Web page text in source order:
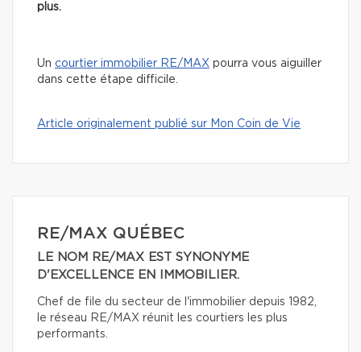
plus.
Un courtier immobilier RE/MAX pourra vous aiguiller
dans cette étape difficile.
Article originalement publié sur Mon Coin de Vie
RE/MAX QUÉBEC
LE NOM RE/MAX EST SYNONYME
D'EXCELLENCE EN IMMOBILIER.
Chef de file du secteur de l'immobilier depuis 1982,
le réseau RE/MAX réunit les courtiers les plus
performants.